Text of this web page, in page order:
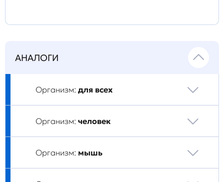
АНАЛОГИ
Организм: для всех
Организм: человек
Организм: мышь